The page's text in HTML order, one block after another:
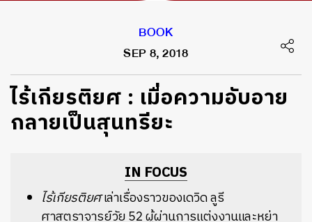
BOOK
SEP 8, 2018
ไร้เกียรติยศ : เมื่อความอับอาย
กลายเป็นสุนทรียะ
IN FOCUS
ไร้เกียรติยศเล่าเรื่องราวของเดวิด ลูรี
ศาสตราจารย์วัย 52 ผู้ผ่านการแต่งงานและหย่า